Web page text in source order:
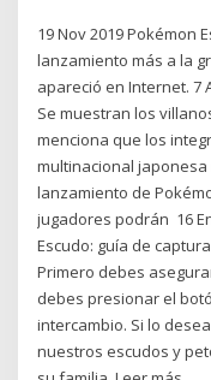
19 Nov 2019 Pokémon
lanzamiento más a la
apareció en Internet. 7
Se muestran los
menciona que los
multinacional
lanzamiento de
jugadores podrán 16
Escudo: guía de
Primero debes
debes presionar el
intercambio. Si lo
nuestros escudos y